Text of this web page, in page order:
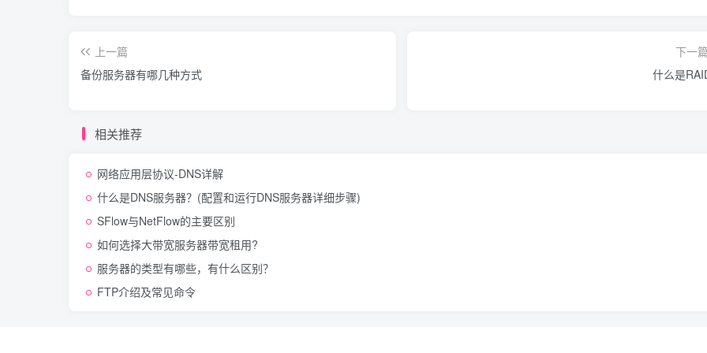
上一篇
备份服务器有哪几种方式
下一
什么是
相关推荐
网络应用层协议-DNS详解
什么是DNS服务器？(配置和运行DNS服务器详细步骤)
SFlow与NetFlow的主要区别
如何选择大带宽服务器带宽租用?
服务器的类型有哪些，有什么区别？
FTP介绍及常见命令